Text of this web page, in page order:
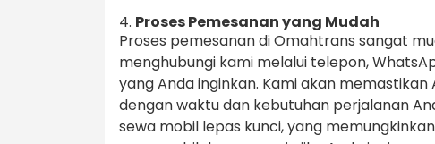
4. Proses Pemesanan yang Mudah
Proses pemesanan di Omahtrans sangat
menghubungi kami melalui telepon,
yang Anda inginkan. Kami akan
dengan waktu dan kebutuhan perjalanan
sewa mobil lepas kunci, yang